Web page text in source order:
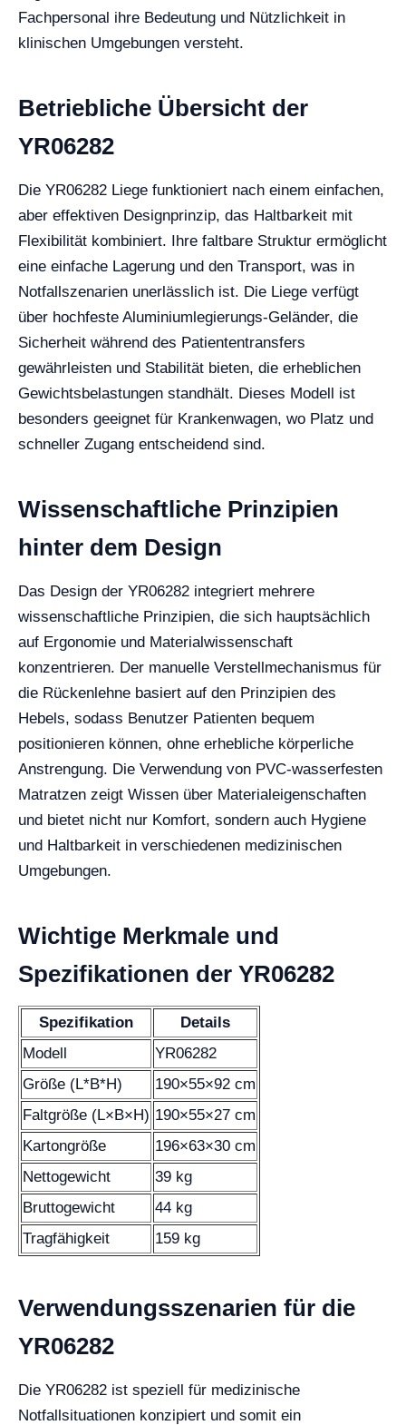
Fachpersonal ihre Bedeutung und Nützlichkeit in
klinischen Umgebungen versteht.
Betriebliche Übersicht der
YR06282
Die YR06282 Liege funktioniert nach einem einfachen,
aber effektiven Designprinzip, das Haltbarkeit mit
Flexibilität kombiniert. Ihre faltbare Struktur ermöglicht
eine einfache Lagerung und den Transport, was in
Notfallszenarien unerlässlich ist. Die Liege verfügt
über hochfeste Aluminiumlegierungs-Geländer, die
Sicherheit während des Patiententransfers
gewährleisten und Stabilität bieten, die erheblichen
Gewichtsbelastungen standhält. Dieses Modell ist
besonders geeignet für Krankenwagen, wo Platz und
schneller Zugang entscheidend sind.
Wissenschaftliche Prinzipien
hinter dem Design
Das Design der YR06282 integriert mehrere
wissenschaftliche Prinzipien, die sich hauptsächlich
auf Ergonomie und Materialwissenschaft
konzentrieren. Der manuelle Verstellmechanismus für
die Rückenlehne basiert auf den Prinzipien des
Hebels, sodass Benutzer Patienten bequem
positionieren können, ohne erhebliche körperliche
Anstrengung. Die Verwendung von PVC-wasserfesten
Matratzen zeigt Wissen über Materialeigenschaften
und bietet nicht nur Komfort, sondern auch Hygiene
und Haltbarkeit in verschiedenen medizinischen
Umgebungen.
Wichtige Merkmale und
Spezifikationen der YR06282
Spezifikation
Details
Modell
YR06282
Größe (L*B*H)
190×55×92 cm
Faltgröße (L×B×H) 190×55×27 cm
Kartongröße
196×63×30 cm
Nettogewicht
39 kg
Bruttogewicht
44 kg
Tragfähigkeit
159 kg
Verwendungsszenarien für die
YR06282
Die YR06282 ist speziell für medizinische
Notfallsituationen konzipiert und somit ein